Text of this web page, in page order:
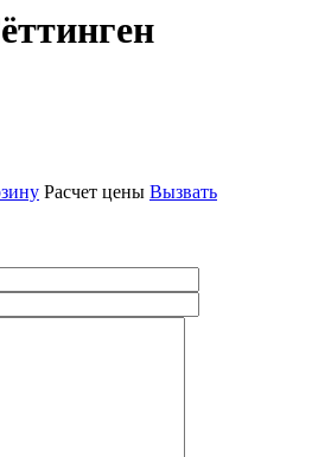
Расчет цены Вызвать